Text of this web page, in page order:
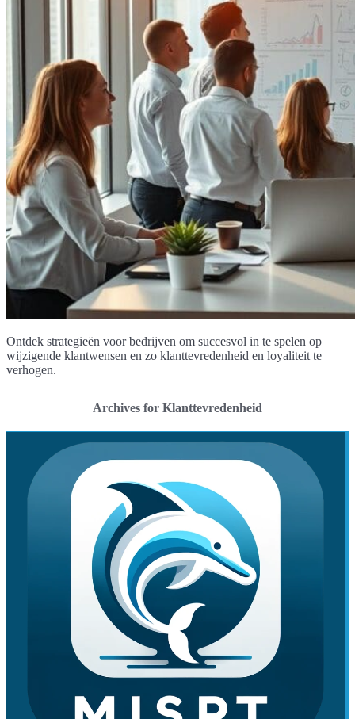
Ontdek strategieën voor bedrijven om succesvol in te spelen op
wijzigende klantwensen en zo klanttevredenheid en loyaliteit te
verhogen.
Archives for Klanttevredenheid